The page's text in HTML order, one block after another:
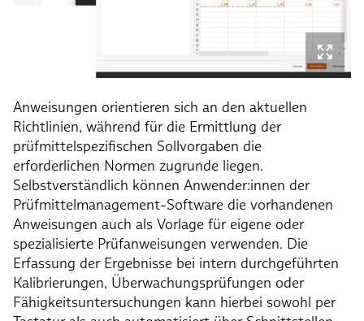
Anweisungen orientieren sich an den aktuellen
Richtlinien, während für die Ermittlung der
prüfmittelspezifischen Sollvorgaben die
erforderlichen Normen zugrunde liegen.
Selbstverständlich können Anwender:innen der
Prüfmittelmanagement-Software die vorhandenen
Anweisungen auch als Vorlage für eigene oder
spezialisierte Prüfanweisungen verwenden. Die
Erfassung der Ergebnisse bei intern durchgeführten
Kalibrierungen, Überwachungsprüfungen oder
Fähigkeitsuntersuchungen kann hierbei sowohl per